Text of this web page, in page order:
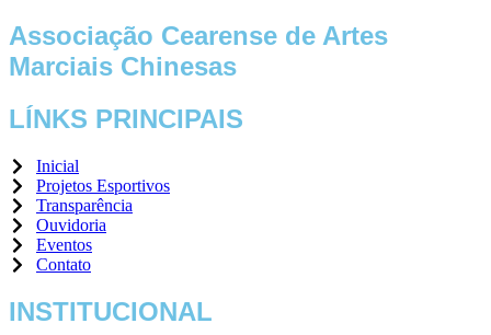
Associação Cearense de Artes
Marciais Chinesas
LÍNKS PRINCIPAIS
Inicial
Projetos Esportivos
Transparência
Ouvidoria
Eventos
Contato
INSTITUCIONAL